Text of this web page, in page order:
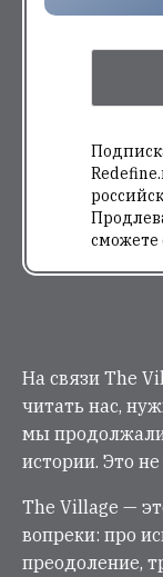
сможете
На связи The
читать нас,
мы
истории. Это
The Village —
вопреки: про
преодоление,